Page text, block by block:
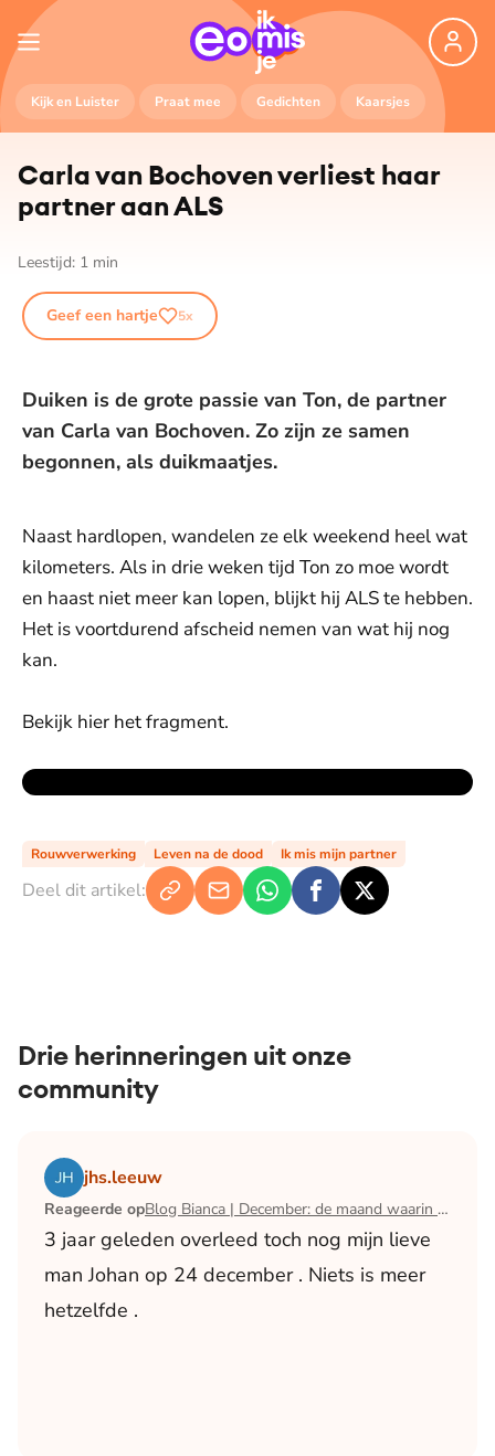
Kijk en Luister Praat mee Gedichten Kaarsjes
Carla van Bochoven verliest haar
partner aan ALS
Leestijd: 1 min
Geef een hartje 5x
Duiken is de grote passie van Ton, de partner
van Carla van Bochoven. Zo zijn ze samen
begonnen, als duikmaatjes.
Naast hardlopen, wandelen ze elk weekend heel wat
kilometers. Als in drie weken tijd Ton zo moe wordt
en haast niet meer kan lopen, blijkt hij ALS te hebben.
Het is voortdurend afscheid nemen van wat hij nog
kan.
Bekijk hier het fragment.
Rouwverwerking Leven na de dood Ik mis mijn partner
Deel dit artikel:
Drie herinneringen uit onze
community
jhs.leeuw
Reageerde op Blog Bianca | December: de maand waarin ik mijn man verloor
3 jaar geleden overleed toch nog mijn lieve
man Johan op 24 december . Niets is meer
hetzelfde .
Lees het artikel Blog Bianca | December: de maand